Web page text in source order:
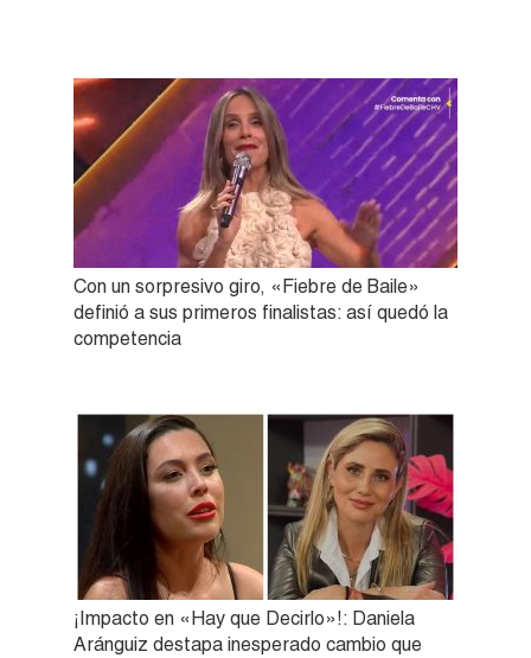
Con un sorpresivo giro, «Fiebre de Baile»
definió a sus primeros finalistas: así quedó la
competencia
¡Impacto en «Hay que Decirlo»!: Daniela
Aránguiz destapa inesperado cambio que